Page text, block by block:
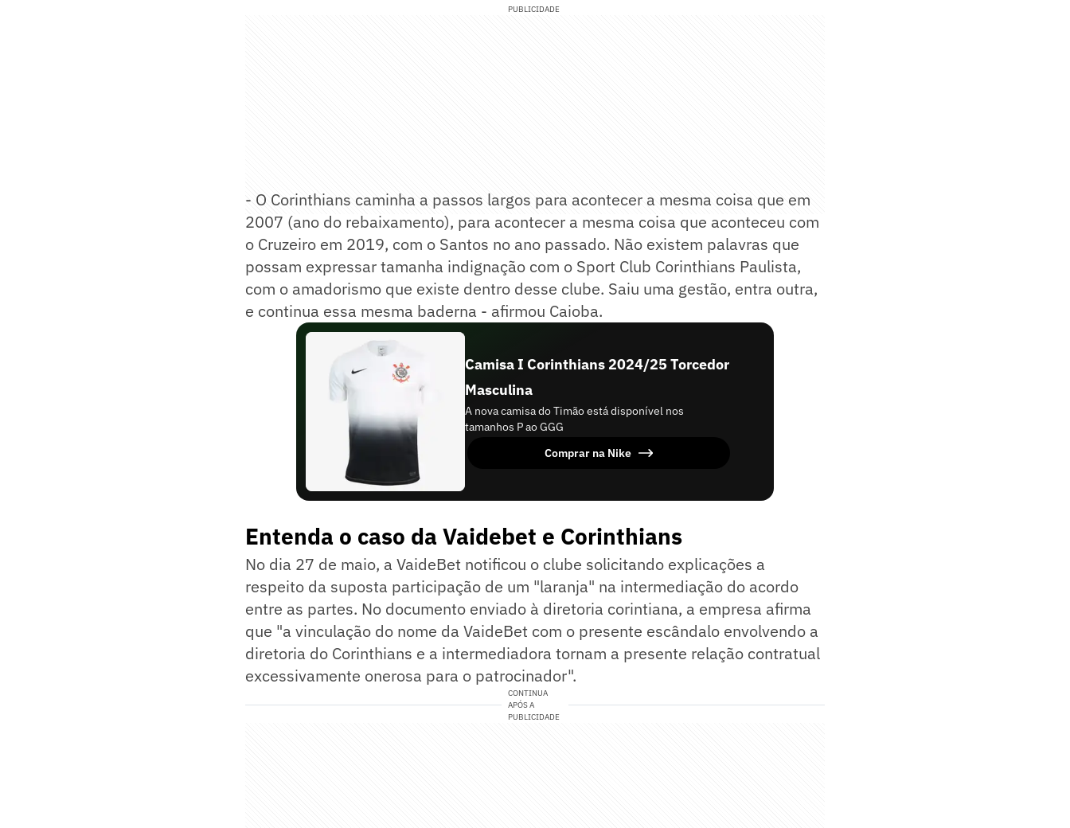
PUBLICIDADE
- O Corinthians caminha a passos largos para acontecer a mesma coisa que em
2007 (ano do rebaixamento), para acontecer a mesma coisa que aconteceu com
o Cruzeiro em 2019, com o Santos no ano passado. Não existem palavras que
possam expressar tamanha indignação com o Sport Club Corinthians Paulista,
com o amadorismo que existe dentro desse clube. Saiu uma gestão, entra outra,
e continua essa mesma baderna - afirmou Caioba.
Camisa I Corinthians 2024/25 Torcedor
Masculina
A nova camisa do Timão está disponível nos
tamanhos P ao GGG
Comprar na Nike
Entenda o caso da Vaidebet e Corinthians
No dia 27 de maio, a VaideBet notificou o clube solicitando explicações a
respeito da suposta participação de um "laranja" na intermediação do acordo
entre as partes. No documento enviado à diretoria corintiana, a empresa afirma
que "a vinculação do nome da VaideBet com o presente escândalo envolvendo a
diretoria do Corinthians e a intermediadora tornam a presente relação contratual
excessivamente onerosa para o patrocinador".
CONTINUA
APÓS A
PUBLICIDADE